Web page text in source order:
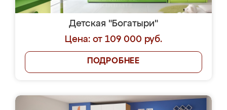
Детская "Богатыри"
Цена: от 109 000 руб.
ПОДРОБНЕЕ